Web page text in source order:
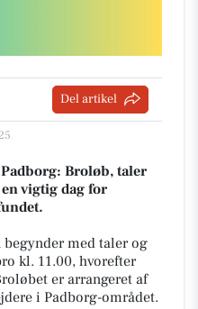
Del artikel
Broløb, taler
vigtig dag for
med taler og
kl. 11.00, hvorefter
er arrangeret af
i Padborg-området.